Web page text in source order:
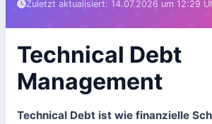
Zuletzt aktualisiert: 14.07.2026 um 12:29
Technical Debt
Management
Technical Debt ist wie finanzielle